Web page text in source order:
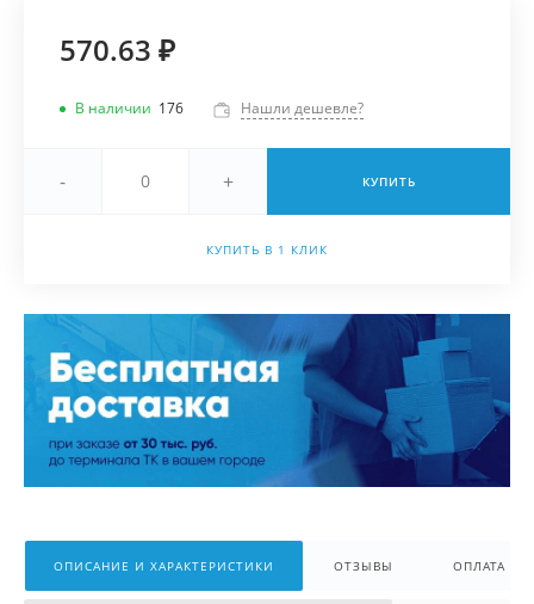
570.63 ₽
В наличии 176 Нашли дешевле?
- + КУПИТЬ
КУПИТЬ В 1 КЛИК
ОПИСАНИЕ И ХАРАКТЕРИСТИКИ ОТЗЫВЫ ОПЛАТА